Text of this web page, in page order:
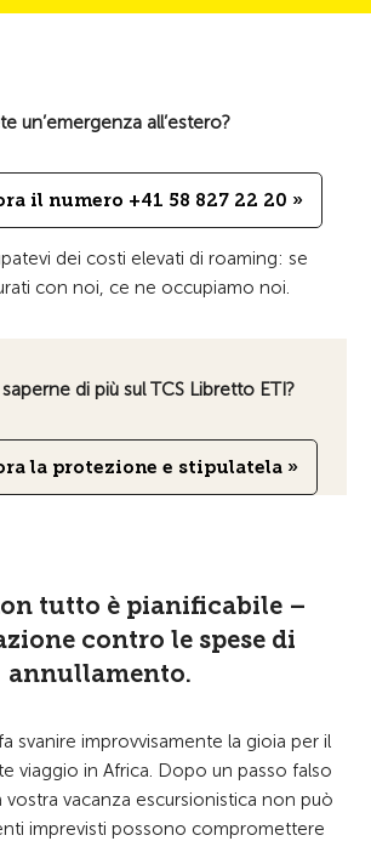
un’emergenza all’estero?
il numero +41 58 827 22 20 »
dei costi elevati di roaming: se
con noi, ce ne occupiamo noi.
di più sul TCS Libretto ETI?
la protezione e stipulatela »
tutto è pianificabile –
contro le spese di
annullamento.
svanire improvvisamente la gioia per il
viaggio in Africa. Dopo un passo falso
vostra vacanza escursionistica non può
imprevisti possono compromettere